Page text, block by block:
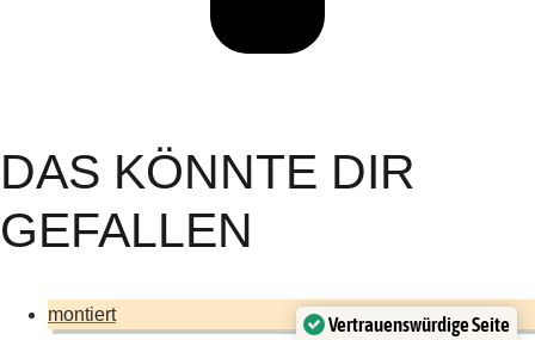
DAS KÖNNTE DIR
GEFALLEN
montiert Vertrauenswürdige Seite